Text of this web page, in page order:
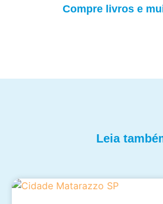
Compre livros e
Leia